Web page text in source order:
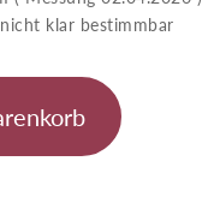
klar bestimmbar